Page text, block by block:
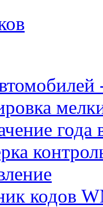
года
кодов